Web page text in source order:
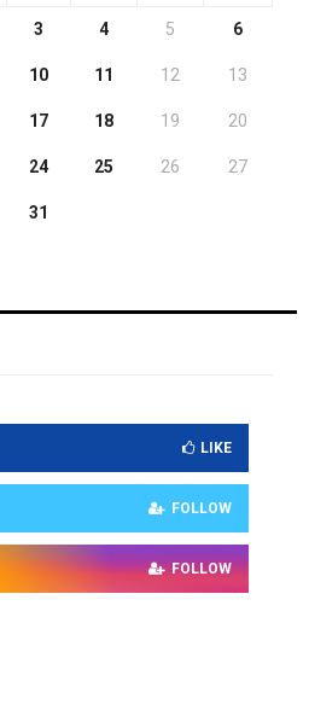
3 4 5 6
10 11 12 13
17 18 19 20
24 25 26 27
31
LIKE
FOLLOW
FOLLOW